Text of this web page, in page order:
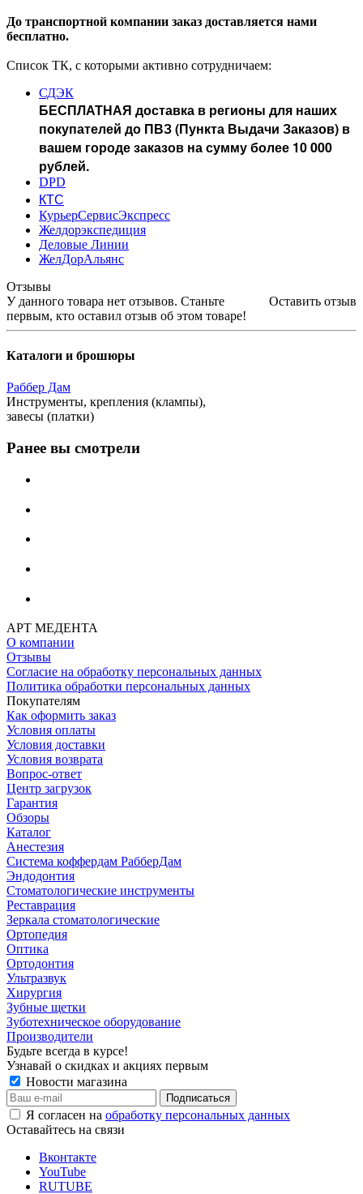
До транспортной компании заказ доставляется нами
бесплатно.
Список ТК, с которыми активно сотрудничаем:
СДЭК
БЕСПЛАТНАЯ доставка в регионы для наших
покупателей до ПВЗ (Пункта Выдачи Заказов) в
вашем городе заказов на сумму более 10 000
рублей.
DPD
КТС
КурьерСервисЭкспресс
Желдорэкспедиция
Деловые Линии
ЖелДорАльянс
Отзывы
Оставить отзыв
У данного товара нет отзывов. Станьте
первым, кто оставил отзыв об этом товаре!
Каталоги и брошюры
Раббер Дам
Инструменты, крепления (клампы),
завесы (платки)
Ранее вы смотрели
АРТ МЕДЕНТА
О компании
Отзывы
Согласие на обработку персональных данных
Политика обработки персональных данных
Покупателям
Как оформить заказ
Условия оплаты
Условия доставки
Условия возврата
Вопрос-ответ
Центр загрузок
Гарантия
Обзоры
Каталог
Анестезия
Система коффердам РабберДам
Эндодонтия
Стоматологические инструменты
Реставрация
Зеркала стоматологические
Ортопедия
Оптика
Ортодонтия
Ультразвук
Хирургия
Зубные щетки
Зуботехническое оборудование
Производители
Будьте всегда в курсе!
Узнавай о скидках и акциях первым
Новости магазина
Я согласен на обработку персональных данных
Оставайтесь на связи
Вконтакте
YouTube
RUTUBE